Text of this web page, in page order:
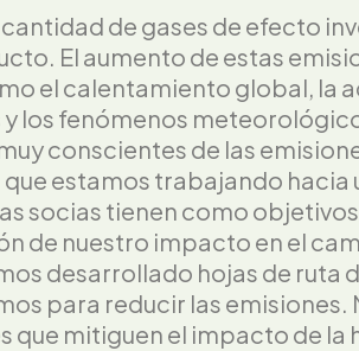
de gases de efecto
El aumento de estas
el calentamiento global, la
y los fenómenos
conscientes de las
que estamos trabajando
socias tienen como
de nuestro impacto en el
desarrollado hojas de
para reducir las
que mitiguen el impacto de la